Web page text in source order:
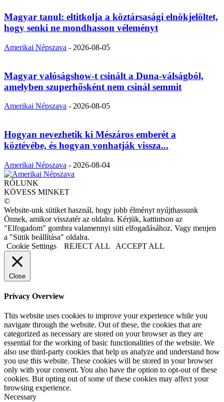
Magyar tanul: eltitkolja a köztársasági elnökjelöltet,
hogy senki ne mondhasson véleményt
Amerikai Népszava - 2026-08-05
Magyar valóságshow-t csinált a Duna-válságból,
amelyben szuperhősként nem csinál semmit
Amerikai Népszava - 2026-08-05
Hogyan nevezhetik ki Mészáros emberét a
köztévébe, és hogyan vonhatják vissza...
Amerikai Népszava - 2026-08-04
RÓLUNK
KÖVESS MINKET
©
Website-unk sütiket használ, hogy jobb élményt nyújthassunk
Önnek, amikor visszatér az oldalra. Kérjük, kattintson az
"Elfogadom" gombra valamennyi süti elfogadásához. Vagy menjen
a "Sütik beállítása" oldalra.
Cookie Settings
REJECT ALL ACCEPT ALL
Close
Privacy Overview
This website uses cookies to improve your experience while you
navigate through the website. Out of these, the cookies that are
categorized as necessary are stored on your browser as they are
essential for the working of basic functionalities of the website. We
also use third-party cookies that help us analyze and understand how
you use this website. These cookies will be stored in your browser
only with your consent. You also have the option to opt-out of these
cookies. But opting out of some of these cookies may affect your
browsing experience.
Necessary